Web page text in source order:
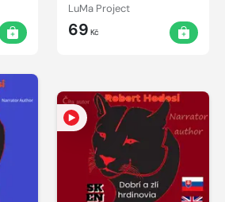
LuMa Project
69 Kč